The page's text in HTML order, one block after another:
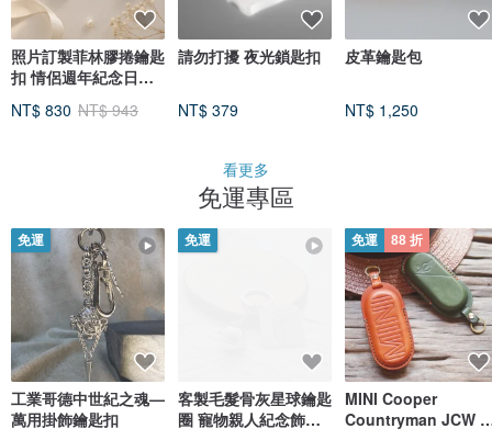
照片訂製菲林膠捲鑰匙
扣 情侶週年紀念日生
NT$ 830 NT$ 943
請勿打擾 夜光鎖匙扣
NT$ 379
皮革鑰匙包
NT$ 1,250
看更多
免運專區
免運
工業哥德中世紀之魂—
萬用掛飾鑰匙扣
免運
客製毛髮骨灰星球鑰匙
圈 寵物親人紀念飾品
免運 88 折
MINI Cooper
Countryman JCW